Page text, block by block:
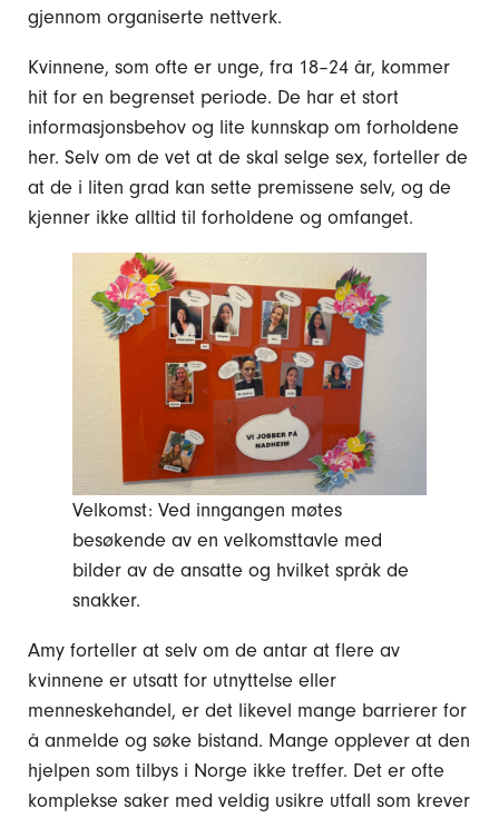
gjennom organiserte nettverk.
Kvinnene, som ofte er unge, fra 18–24 år, kommer
hit for en begrenset periode. De har et stort
informasjonsbehov og lite kunnskap om forholdene
her. Selv om de vet at de skal selge sex, forteller de
at de i liten grad kan sette premissene selv, og de
kjenner ikke alltid til forholdene og omfanget.
Velkomst: Ved inngangen møtes
besøkende av en velkomsttavle med
bilder av de ansatte og hvilket språk de
snakker.
Amy forteller at selv om de antar at flere av
kvinnene er utsatt for utnyttelse eller
menneskehandel, er det likevel mange barrierer for
å anmelde og søke bistand. Mange opplever at den
hjelpen som tilbys i Norge ikke treffer. Det er ofte
komplekse saker med veldig usikre utfall som krever